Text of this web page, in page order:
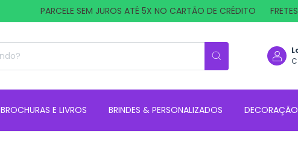
PARCELE SEM JUROS ATÉ 5X NO CARTÃO DE CRÉDITO FRETES A
BROCHURAS E LIVROS BRINDES & PERSONALIZADOS